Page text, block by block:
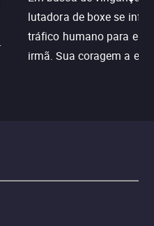
lutadora de boxe se
tráfico humano para
irmã. Sua coragem a